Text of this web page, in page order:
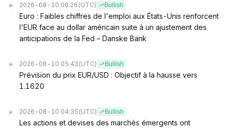
2026-08-10 06:26 (UTC) Bullish
Euro : Faibles chiffres de l'emploi aux États-Unis renforcent
l'EUR face au dollar américain suite à un ajustement des
anticipations de la Fed – Danske Bank
2026-08-10 05:43 (UTC) Bullish
Prévision du prix EUR/USD : Objectif à la hausse vers
1.1620
2026-08-10 04:35 (UTC) Bullish
Les actions et devises des marchés émergents ont